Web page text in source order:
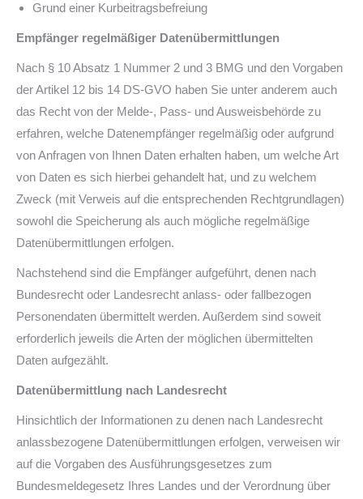
Grund einer Kurbeitragsbefreiung
Empfänger regelmäßiger Datenübermittlungen
Nach § 10 Absatz 1 Nummer 2 und 3 BMG und den Vorgaben
der Artikel 12 bis 14 DS-GVO haben Sie unter anderem auch
das Recht von der Melde-, Pass- und Ausweisbehörde zu
erfahren, welche Datenempfänger regelmäßig oder aufgrund
von Anfragen von Ihnen Daten erhalten haben, um welche Art
von Daten es sich hierbei gehandelt hat, und zu welchem
Zweck (mit Verweis auf die entsprechenden Rechtgrundlagen)
sowohl die Speicherung als auch mögliche regelmäßige
Datenübermittlungen erfolgen.
Nachstehend sind die Empfänger aufgeführt, denen nach
Bundesrecht oder Landesrecht anlass- oder fallbezogen
Personendaten übermittelt werden. Außerdem sind soweit
erforderlich jeweils die Arten der möglichen übermittelten
Daten aufgezählt.
Datenübermittlung nach Landesrecht
Hinsichtlich der Informationen zu denen nach Landesrecht
anlassbezogene Datenübermittlungen erfolgen, verweisen wir
auf die Vorgaben des Ausführungsgesetzes zum
Bundesmeldegesetz Ihres Landes und der Verordnung über